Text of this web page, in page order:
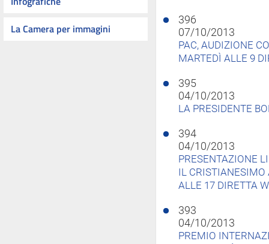
La Camera per immagini
396
07/10/2013
PAC, AUDIZIONE
MARTEDÌ ALLE 9
395
04/10/2013
LA PRESIDENTE
394
04/10/2013
PRESENTAZIONE
IL CRISTIANESIMO
ALLE 17 DIRETTA
393
04/10/2013
PREMIO